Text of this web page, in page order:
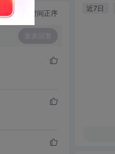
切换为时间正序
发表回复
近7日